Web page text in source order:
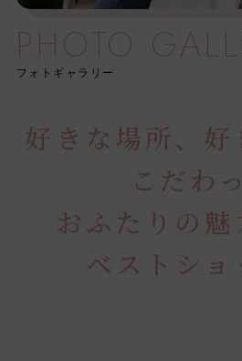
PHOTO
フォトギャラリー
好きな場所、好
こだわ
おふたりの魅
ベストショ